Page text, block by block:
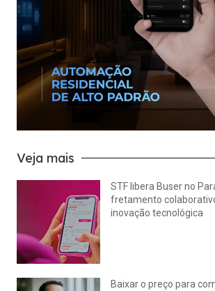
Veja mais
STF libera Buser no
fretamento
inovação tecnológica
Baixar o preço para